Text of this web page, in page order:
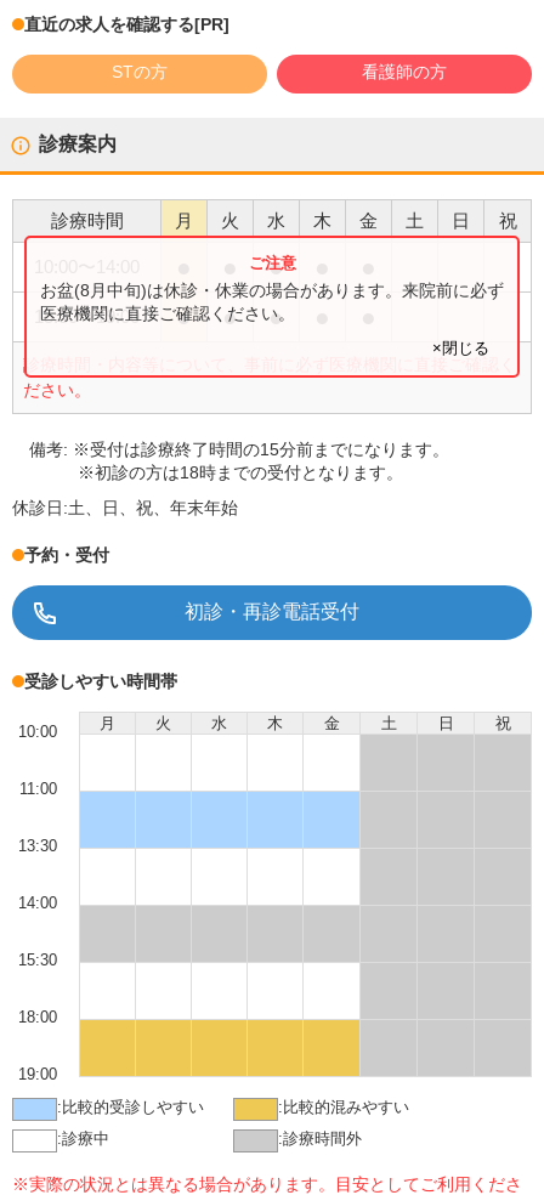
直近の求人を確認する[PR]
STの方 看護師の方
診療案内
診療時間 月 火 水 木 金 土 日 祝
●
15:30〜19:00 ● ● ●
診療時間・内容等について、事前に必ず医療機関に直接ご確認く
ださい。
お盆(8月中旬)は休診・休業の場合があります。来院前に必ず
医療機関に直接ご確認ください。
×閉じる
備考: ※受付は診療終了時間の15分前までになります。
※初診の方は18時までの受付となります。
休診日:土、日、祝、年末年始
予約・受付
初診・再診電話受付
受診しやすい時間帯
月 火 水 木 金 土 日 祝
10:00
11:00
13:30
14:00
15:30
18:00
19:00
: 比較的受診しやすい : 比較的混みやすい
:診療中 :診療時間外
※実際の状況とは異なる場合があります。目安としてご利用くださ